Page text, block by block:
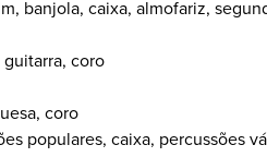
banjola, caixa, almofariz,
coro
coro
populares, caixa, percussões